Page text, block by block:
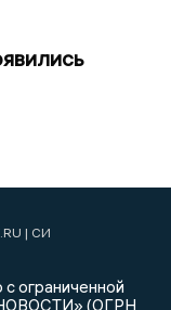
| СИ
ограниченной
(ОГРН